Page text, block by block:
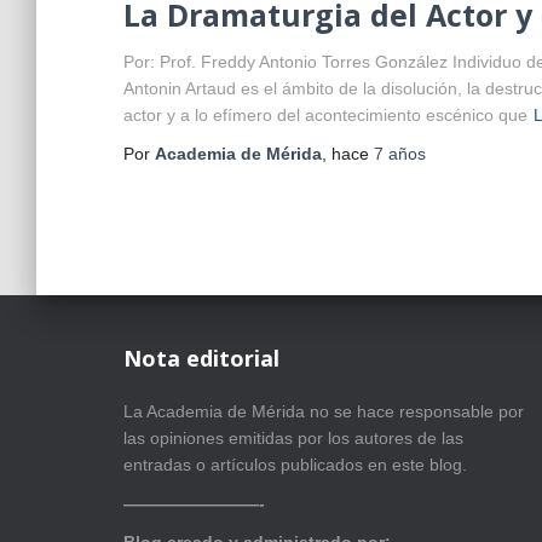
La Dramaturgia del Actor
Por: Prof. Freddy Antonio Torres González Individuo
Antonin Artaud es el ámbito de la disolución, la
actor y a lo efímero del acontecimiento escénico que
Por Academia de Mérida , hace 7 años
Nota editorial
La Academia de Mérida no se hace responsable por
las opiniones emitidas por los autores de las
entradas o artículos publicados en este blog.
————————-